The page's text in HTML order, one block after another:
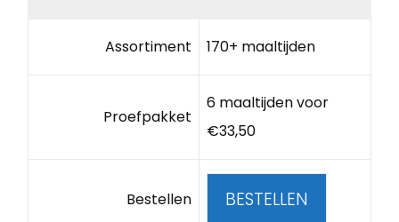
Assortiment 170+ maaltijden
Proefpakket
6 maaltijden voor
€33,50
Bestellen BESTELLEN